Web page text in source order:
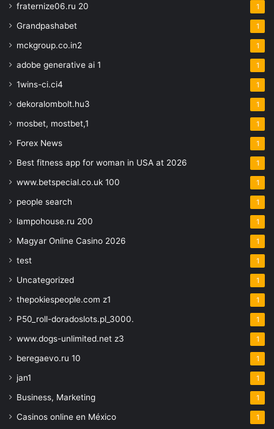
fraternize06.ru 20 1
Grandpashabet 1
mckgroup.co.in2 1
adobe generative ai 1 1
1wins-ci.ci4 1
dekoralombolt.hu3 1
mosbet, mostbet,1 1
Forex News 1
Best fitness app for woman in USA at 2026 1
www.betspecial.co.uk 100 1
people search 1
lampohouse.ru 200 1
Magyar Online Casino 2026 1
test 1
Uncategorized 1
thepokiespeople.com z1 1
P50_roll-doradoslots.pl_3000. 1
www.dogs-unlimited.net z3 1
beregaevo.ru 10 1
jan1 1
Business, Marketing 1
Casinos online en México 1